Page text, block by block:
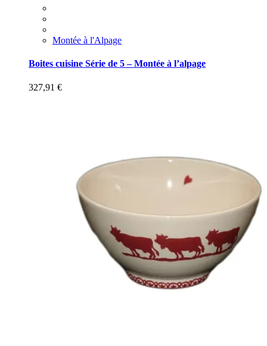
Montée à l'Alpage
Boites cuisine Série de 5 – Montée à l’alpage
327,91 €